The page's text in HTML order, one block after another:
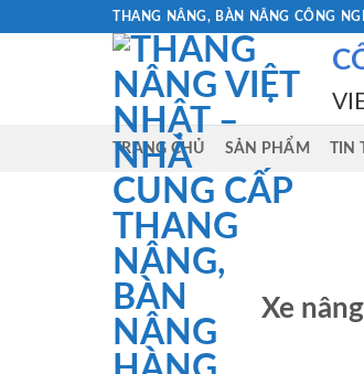
THANG NÂNG, BÀN NÂNG CÔNG
TRANG CHỦ SẢN PHẨM TIN
Xe